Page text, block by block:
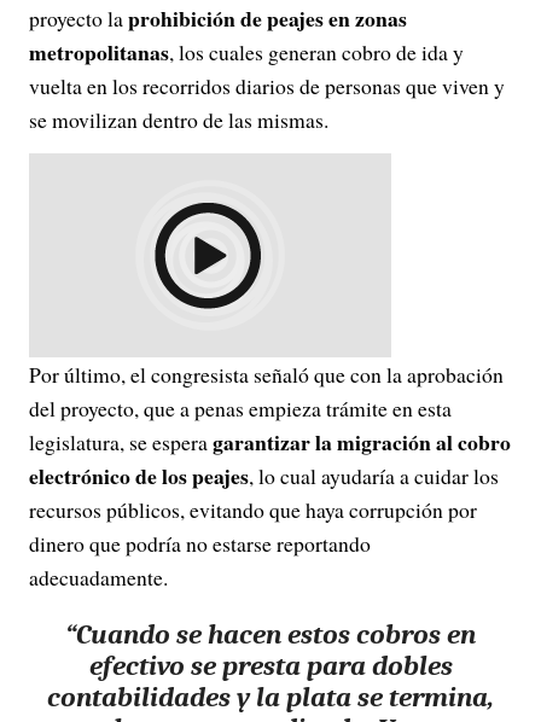
proyecto laprohibición de peajes en zonas
metropolitanas, los cuales generan cobro de ida y
vuelta en los recorridos diarios de personas que viven y
se movilizan dentro de las mismas.
Por último, el congresista señaló que con la aprobación
del proyecto, que a penas empieza trámite en esta
legislatura, se esperagarantizar la migración al cobro
electrónico de los peajes, lo cual ayudaría a cuidar los
recursos públicos, evitando que haya corrupción por
dinero que podría no estarse reportando
adecuadamente.
“Cuando se hacen estos cobros en
efectivo se presta para dobles
contabilidades y la plata se termina,